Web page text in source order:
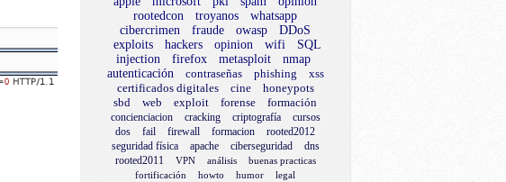
rootedcon
troyanos
whatsapp
cibercrimen
fraude owasp
DDoS
exploits
hackers opinion wifi
SQL
injection
firefox metasploit
nmap
autenticación
contraseñas phishing
xss
certificados digitales
cine
honeypots
sbd
web exploit forense formación
concienciacion cracking criptografía
cursos
dos
fail firewall formacion
rooted2012
seguridad física
apache ciberseguridad
dns
rooted2011
VPN análisis
buenas practicas
fortificación
howto humor
legal